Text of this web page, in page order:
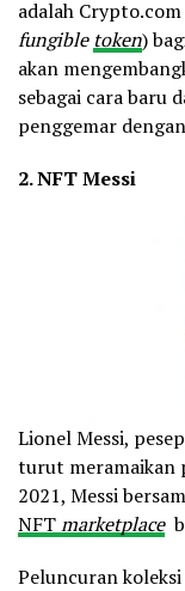
adalah
fungible token)
akan
sebagai cara baru
penggemar
2. NFT Messi
Lionel Messi,
turut meramaikan
2021, Messi
NFTmarketplace
Peluncuran